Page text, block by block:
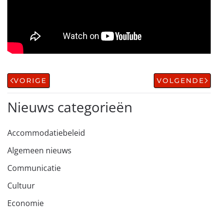
VORIGE VOLGENDE
Nieuws categorieën
Accommodatiebeleid
Algemeen nieuws
Communicatie
Cultuur
Economie